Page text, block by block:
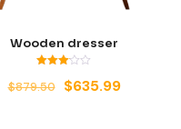
Wooden dresser
con
$879.50
El
$635.99El